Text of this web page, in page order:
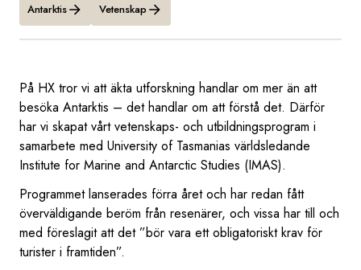
Antarktis Vetenskap
På HX tror vi att äkta utforskning handlar om mer än att
besöka Antarktis – det handlar om att förstå det. Därför
har vi skapat vårt vetenskaps- och utbildningsprogram i
samarbete med University of Tasmanias världsledande
Institute for Marine and Antarctic Studies (IMAS).
Programmet lanserades förra året och har redan fått
överväldigande beröm från resenärer, och vissa har till och
med föreslagit att det ”bör vara ett obligatoriskt krav för
turister i framtiden”.